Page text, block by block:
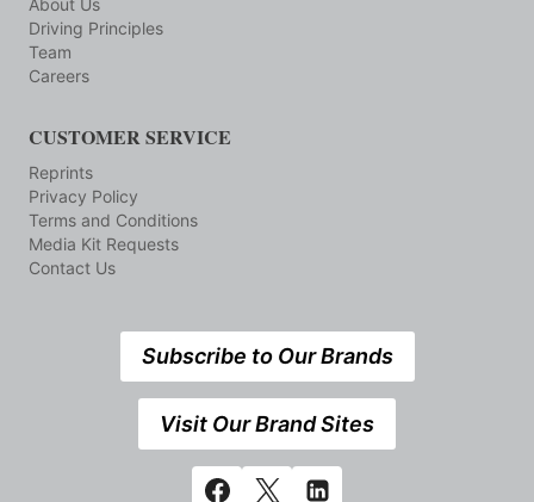
About Us
Driving Principles
Team
Careers
CUSTOMER SERVICE
Reprints
Privacy Policy
Terms and Conditions
Media Kit Requests
Contact Us
Subscribe to Our Brands
Visit Our Brand Sites